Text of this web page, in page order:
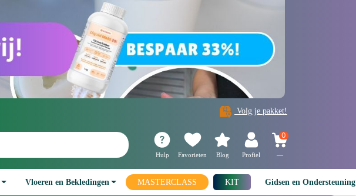
Volg je pakket!
Hulp Favorieten Blog Profiel
0
—
Vloeren en Bekledingen MASTERCLASS KIT Gidsen en